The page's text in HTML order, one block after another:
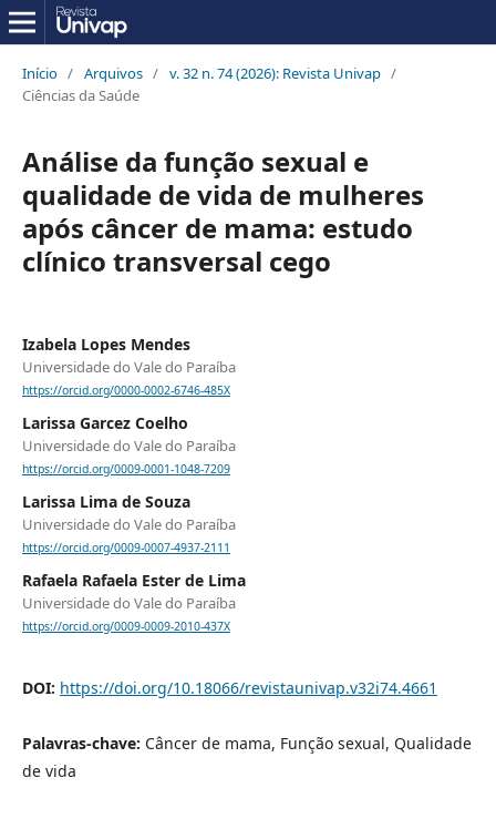
Início / Arquivos / v. 32 n. 74 (2026): Revista Univap /
Ciências da Saúde
Análise da função sexual e
qualidade de vida de mulheres
após câncer de mama: estudo
clínico transversal cego
Izabela Lopes Mendes
Universidade do Vale do Paraíba
https://orcid.org/0000-0002-6746-485X
Larissa Garcez Coelho
Universidade do Vale do Paraíba
https://orcid.org/0009-0001-1048-7209
Larissa Lima de Souza
Universidade do Vale do Paraíba
https://orcid.org/0009-0007-4937-2111
Rafaela Rafaela Ester de Lima
Universidade do Vale do Paraíba
https://orcid.org/0009-0009-2010-437X
DOI: https://doi.org/10.18066/revistaunivap.v32i74.4661
Palavras-chave: Câncer de mama, Função sexual, Qualidade
de vida